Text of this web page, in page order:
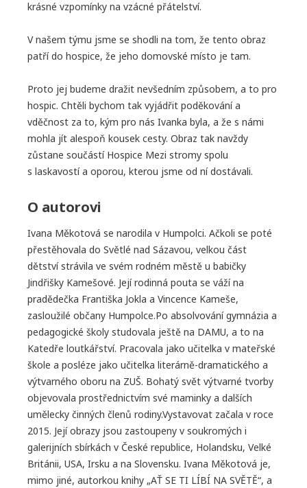
krásné vzpomínky na vzácné přátelství.
V našem týmu jsme se shodli na tom, že tento obraz
patří do hospice, že jeho domovské místo je tam.
Proto jej budeme dražit nevšedním způsobem, a to pro
hospic. Chtěli bychom tak vyjádřit poděkování a
vděčnost za to, kým pro nás Ivanka byla, a že s námi
mohla jít alespoň kousek cesty. Obraz tak navždy
zůstane součástí Hospice Mezi stromy spolu
s laskavostí a oporou, kterou jsme od ní dostávali.
O autorovi
Ivana Měkotová se narodila v Humpolci. Ačkoli se poté
přestěhovala do Světlé nad Sázavou, velkou část
dětství strávila ve svém rodném městě u babičky
Jindřišky Kamešové. Její rodinná pouta se váží na
pradědečka Františka Jokla a Vincence Kameše,
zasloužilé občany Humpolce.Po absolvování gymnázia a
pedagogické školy studovala ještě na DAMU, a to na
Katedře loutkářství. Pracovala jako učitelka v mateřské
škole a posléze jako učitelka literárně-dramatického a
výtvarného oboru na ZUŠ. Bohatý svět výtvarné tvorby
objevovala prostřednictvím své maminky a dalších
umělecky činných členů rodiny.Vystavovat začala v roce
2015. Její obrazy jsou zastoupeny v soukromých i
galerijních sbírkách v České republice, Holandsku, Velké
Británii, USA, Irsku a na Slovensku. Ivana Měkotová je,
mimo jiné, autorkou knihy „AŤ SE TI LÍBÍ NA SVĚTĚ“, a